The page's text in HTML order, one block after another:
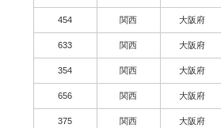
454 関西 大阪府
633 関西 大阪府
354 関西 大阪府
656 関西 大阪府
375 関西 大阪府